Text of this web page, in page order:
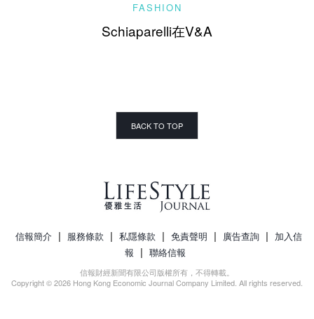
FASHION
Schiaparelli在V&A
BACK TO TOP
信報簡介 | 服務條款 | 私隱條款 | 免責聲明 | 廣告查詢 | 加入信
報 | 聯絡信報
信報財經新聞有限公司版權所有，不得轉載。
Copyright © 2026 Hong Kong Economic Journal Company Limited. All rights reserved.